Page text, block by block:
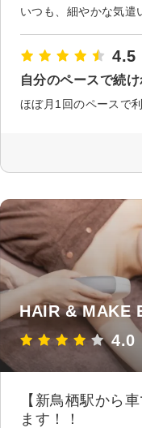
4.5
自分のペースで続
HAIR & MAKE
4.0
【新鳥栖駅から
ます！！